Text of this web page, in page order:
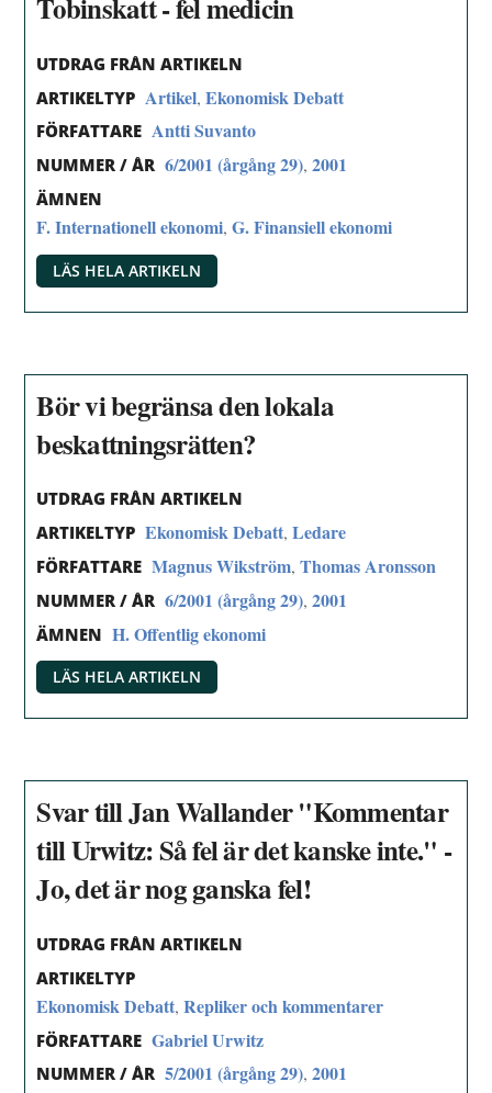
Tobinskatt - fel medicin
UTDRAG FRÅN ARTIKELN
ARTIKELTYP Artikel,Ekonomisk Debatt
FÖRFATTARE Antti Suvanto
NUMMER / ÅR 6/2001 (årgång 29),2001
ÄMNEN
F. Internationell ekonomi,G. Finansiell ekonomi
LÄS HELA ARTIKELN
Bör vi begränsa den lokala
beskattningsrätten?
UTDRAG FRÅN ARTIKELN
ARTIKELTYP Ekonomisk Debatt,Ledare
FÖRFATTARE Magnus Wikström,Thomas Aronsson
NUMMER / ÅR 6/2001 (årgång 29),2001
ÄMNEN H. Offentlig ekonomi
LÄS HELA ARTIKELN
Svar till Jan Wallander "Kommentar
till Urwitz: Så fel är det kanske inte." -
Jo, det är nog ganska fel!
UTDRAG FRÅN ARTIKELN
ARTIKELTYP
Ekonomisk Debatt,Repliker och kommentarer
FÖRFATTARE Gabriel Urwitz
NUMMER / ÅR 5/2001 (årgång 29),2001